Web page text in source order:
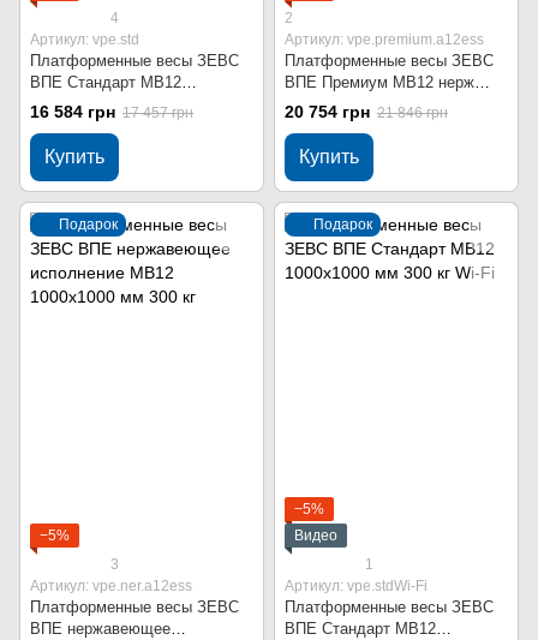
4
Артикул: vpe.std
Платформенные весы ЗЕВС
ВПЕ Стандарт МВ12
1000x1000 мм 300 кг
16 584 грн 17 457 грн
Купить
2
Артикул: vpe.premium.a12ess
Платформенные весы ЗЕВС
ВПЕ Премиум МВ12 нерж
1000x1000 мм 300 кг
20 754 грн 21 846 грн
Купить
Подарок
−5%
3
Артикул: vpe.ner.a12ess
Платформенные весы ЗЕВС
ВПЕ нержавеющее
Подарок
−5%
Видео
1
Артикул: vpe.stdWi-Fi
Платформенные весы ЗЕВС
ВПЕ Стандарт МВ12